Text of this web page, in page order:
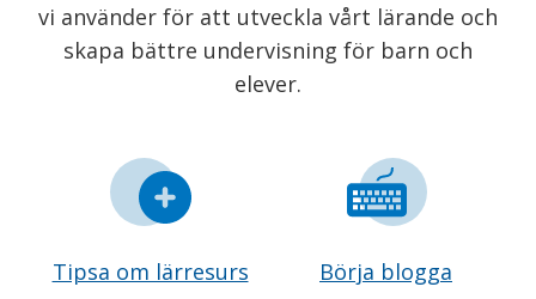
vi använder för att utveckla vårt lärande och
skapa bättre undervisning för barn och
elever.
Tipsa om lärresurs Börja blogga